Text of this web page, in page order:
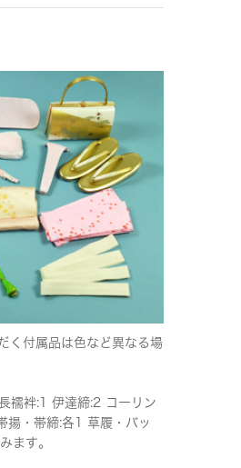
く付属品は色など異なる場
襦袢:1 伊達締:2 コーリン
揚・帯締:各1 草履・バッ
ます。